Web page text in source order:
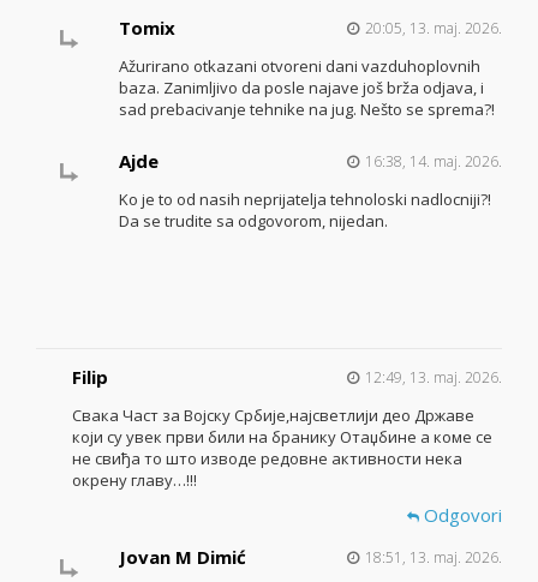
Tomix
20:05, 13. maj. 2026.
Ažurirano otkazani otvoreni dani vazduhoplovnih
baza. Zanimljivo da posle najave još brža odjava, i
sad prebacivanje tehnike na jug. Nešto se sprema?!
Ajde 16:38, 14. maj. 2026.
Ko je to od nasih neprijatelja tehnoloski nadlocniji?!
Da se trudite sa odgovorom, nijedan.
Filip 12:49, 13. maj. 2026.
Свака Част за Војску Србије,најсветлији део Државе
који су увек први били на бранику Отаџбине а коме се
не свиђа то што изводе редовне активности нека
окрену главу…!!!
Odgovori
Jovan M Dimić
18:51, 13. maj. 2026.